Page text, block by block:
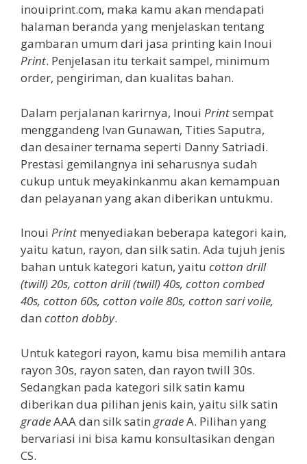
inouiprint.com, maka kamu akan mendapati
halaman beranda yang menjelaskan tentang
gambaran umum dari jasa printing kain Inoui
Print. Penjelasan itu terkait sampel, minimum
order, pengiriman, dan kualitas bahan.
Dalam perjalanan karirnya, Inoui Printsempat
menggandeng Ivan Gunawan, Tities Saputra,
dan desainer ternama seperti Danny Satriadi.
Prestasi gemilangnya ini seharusnya sudah
cukup untuk meyakinkanmu akan kemampuan
dan pelayanan yang akan diberikan untukmu.
Inoui Print menyediakan beberapa kategori kain,
yaitu katun, rayon, dan silk satin. Ada tujuh jenis
bahan untuk kategori katun, yaitu cotton drill
(twill) 20s, cotton drill (twill) 40s, cotton combed
40s, cotton 60s, cotton voile 80s, cotton sari voile,
dan cotton dobby.
Untuk kategori rayon, kamu bisa memilih antara
rayon 30s, rayon saten, dan rayon twill 30s.
Sedangkan pada kategori silk satin kamu
diberikan dua pilihan jenis kain, yaitu silk satin
gradeAAA dan silk satin gradeA. Pilihan yang
bervariasi ini bisa kamu konsultasikan dengan
CS.